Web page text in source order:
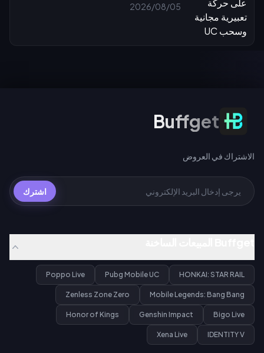
2026/08/05
الاشتراك في العروضBuffget
الاشتراك في العروض
اشترك
HONKAI: STAR RAIL
Pubg Mobile UC
Poppo Live
Mobile Legends: Bang Bang
Zenless Zone Zero
Bigo Live
Genshin Impact
Honor of Kings
IDENTITY V
Xena Live